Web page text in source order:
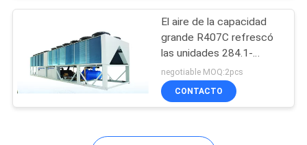
El aire de la capacidad
grande R407C refrescó
las unidades 284.1-
1639.7KW de la pompa
de calor del refrigerador
del tornillo
negotiable MOQ:2pcs
CONTACTO